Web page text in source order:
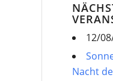
12/
Nacht